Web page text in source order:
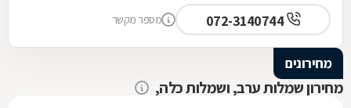
072-3140744 מספר מקשר
מחירונים
מחירון שמלות ערב, ושמלות כלה,